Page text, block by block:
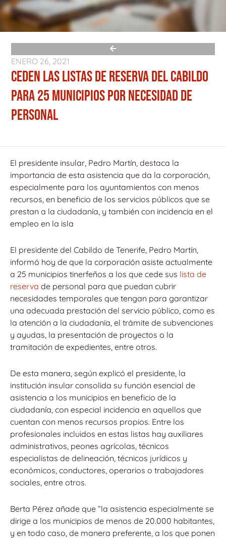
ENERO 26, 2021
CEDEN LAS LISTAS DE RESERVA DEL CABILDO
PARA 25 MUNICIPIOS POR NECESIDAD DE
PERSONAL
El presidente insular, Pedro Martín, destaca la
importancia de esta asistencia que da la corporación,
especialmente para los ayuntamientos con menos
recursos, en beneficio de los servicios públicos que se
prestan a la ciudadanía, y también con incidencia en el
empleo en la isla
El presidente del Cabildo de Tenerife, Pedro Martín,
informó hoy de que la corporación asiste actualmente
a 25 municipios tinerfeños a los que cede sus lista de
reserva de personal para que puedan cubrir
necesidades temporales que tengan para garantizar
una adecuada prestación del servicio público, como es
la atención a la ciudadanía, el trámite de subvenciones
y ayudas, la presentación de proyectos o la
tramitación de expedientes, entre otros.
De esta manera, según explicó el presidente, la
institución insular consolida su función esencial de
asistencia a los municipios en beneficio de la
ciudadanía, con especial incidencia en aquellos que
cuentan con menos recursos propios. Entre los
profesionales incluidos en estas listas hay auxiliares
administrativos, peones agrícolas, técnicos
especialistas de delineación, técnicos jurídicos y
económicos, conductores, operarios o trabajadores
sociales, entre otros.
Berta Pérez añade que “la asistencia especialmente se
dirige a los municipios de menos de 20.000 habitantes,
y en todo caso, de manera preferente, a los que ponen